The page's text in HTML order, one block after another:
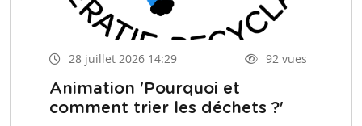
28 juillet 2026 14:29 92 vues
Animation 'Pourquoi et
comment trier les déchets ?'